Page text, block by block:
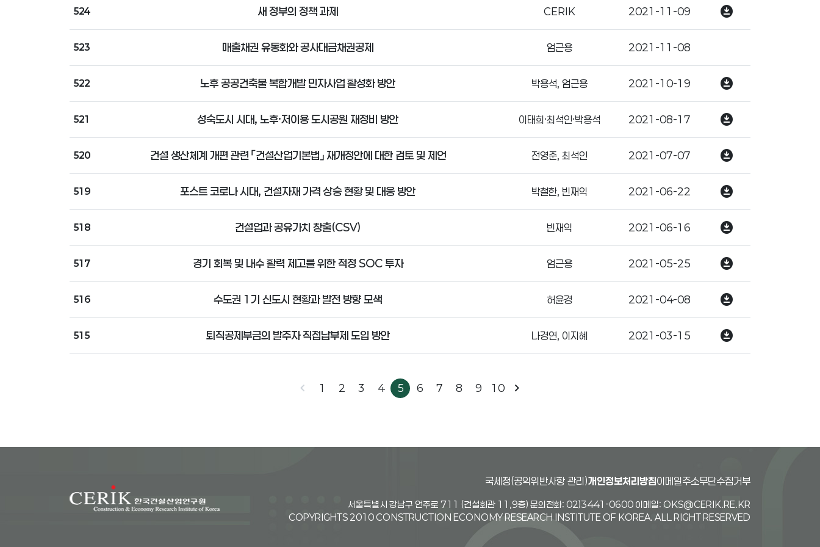
524 새 정부의 정책 과제 CERIK 2021-11-09 download_for_offline
523 매출채권 유동화와 공사대금채권공제 엄근용 2021-11-08
522 노후 공공건축물 복합개발 민자사업 활성화 방안 박용석, 엄근용 2021-10-19 download_for_offline
521 성숙도시 시대, 노후·저이용 도시공원 재정비 방안 이태희·최석인·박용석 2021-08-17 download_for_offline
520 건설 생산체계 개편 관련 「건설산업기본법」 재개정안에 대한 검토 및 제언 전영준, 최석인 2021-07-07 download_for_offline
519 포스트 코로나 시대, 건설자재 가격 상승 현황 및 대응 방안 박철한, 빈재익 2021-06-22 download_for_offline
518 건설업과 공유가치 창출(CSV) 빈재익 2021-06-16 download_for_offline
517 경기 회복 및 내수 활력 제고를 위한 적정 SOC 투자 엄근용 2021-05-25 download_for_offline
516 수도권 1기 신도시 현황과 발전 방향 모색 허윤경 2021-04-08 download_for_offline
515 퇴직공제부금의 발주자 직접납부제 도입 방안 나경연, 이지혜 2021-03-15 download_for_offline
chevron_left 1 2 3 4 5 6 7 8 9 10 chevron_right
국세청(공익위반사항 관리)개인정보처리방침이메일주소무단수집거부
서울특별시 강남구 언주로 711 (건설회관 11,9층) 문의전화: 02)3441-0600 이메일: OKS@CERIK.RE.KR
COPYRIGHTS 2010 CONSTRUCTION ECONOMY RESEARCH INSTITUTE OF KOREA. ALL RIGHT RESERVED